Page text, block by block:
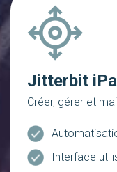
Jitterbit
Créer, gérer et
Interface